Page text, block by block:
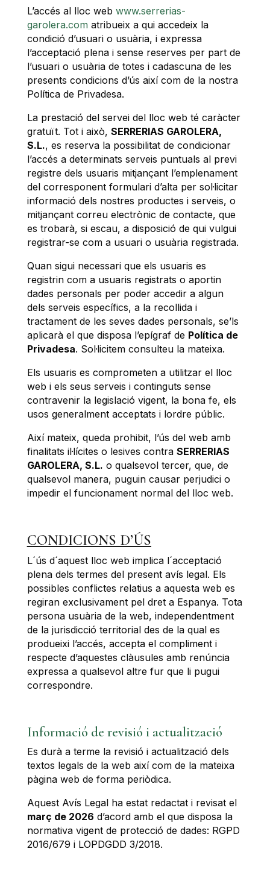
L’accés al lloc web www.serrerias-
garolera.com atribueix a qui accedeix la
condició d’usuari o usuària, i expressa
l’acceptació plena i sense reserves per part de
l’usuari o usuària de totes i cadascuna de les
presents condicions d’ús així com de la nostra
Política de Privadesa.
La prestació del servei del lloc web té caràcter
gratuït. Tot i això, SERRERIAS GAROLERA,
S.L., es reserva la possibilitat de condicionar
l’accés a determinats serveis puntuals al previ
registre dels usuaris mitjançant l’emplenament
del corresponent formulari d’alta per sol·licitar
informació dels nostres productes i serveis, o
mitjançant correu electrònic de contacte, que
es trobarà, si escau, a disposició de qui vulgui
registrar-se com a usuari o usuària registrada.
Quan sigui necessari que els usuaris es
registrin com a usuaris registrats o aportin
dades personals per poder accedir a algun
dels serveis específics, a la recollida i
tractament de les seves dades personals, se’ls
aplicarà el que disposa l’epígraf de Política de
Privadesa. Sol·licitem consulteu la mateixa.
Els usuaris es comprometen a utilitzar el lloc
web i els seus serveis i continguts sense
contravenir la legislació vigent, la bona fe, els
usos generalment acceptats i lordre públic.
Així mateix, queda prohibit, l’ús del web amb
finalitats il·lícites o lesives contra SERRERIAS
GAROLERA, S.L. o qualsevol tercer, que, de
qualsevol manera, puguin causar perjudici o
impedir el funcionament normal del lloc web.
CONDICIONS D’ÚS
L´ús d´aquest lloc web implica l´acceptació
plena dels termes del present avís legal. Els
possibles conflictes relatius a aquesta web es
regiran exclusivament pel dret a Espanya. Tota
persona usuària de la web, independentment
de la jurisdicció territorial des de la qual es
produeixi l’accés, accepta el compliment i
respecte d’aquestes clàusules amb renúncia
expressa a qualsevol altre fur que li pugui
correspondre.
Informació de revisió i actualització
Es durà a terme la revisió i actualització dels
textos legals de la web així com de la mateixa
pàgina web de forma periòdica.
Aquest Avís Legal ha estat redactat i revisat el
març de 2026 d’acord amb el que disposa la
normativa vigent de protecció de dades: RGPD
2016/679 i LOPDGDD 3/2018.